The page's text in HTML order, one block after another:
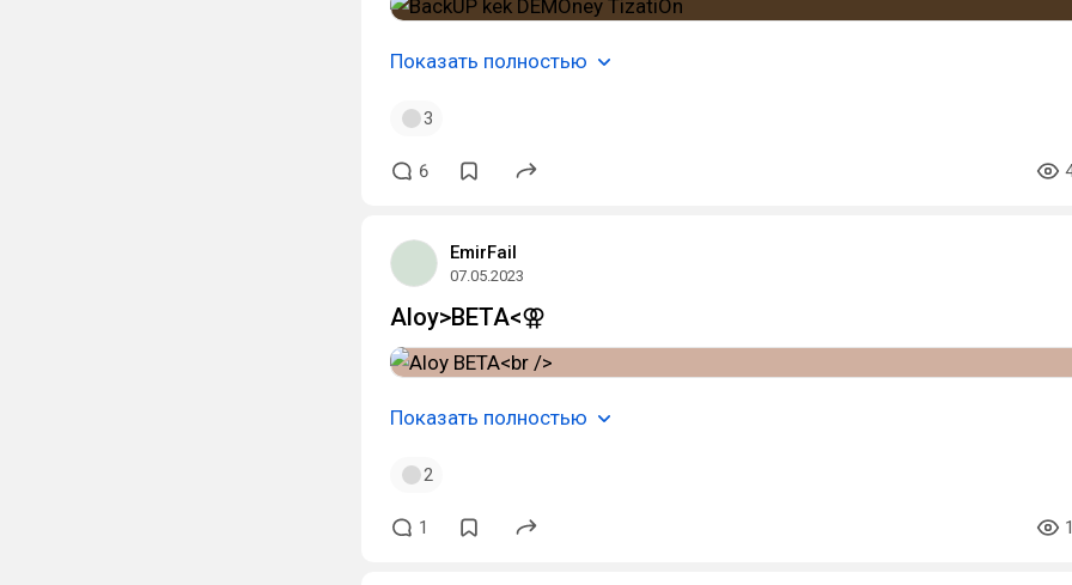
Показать полностью
3
6
EmirFail
07.05.2023
Aloy>BETA<⚢
Показать полностью
2
1